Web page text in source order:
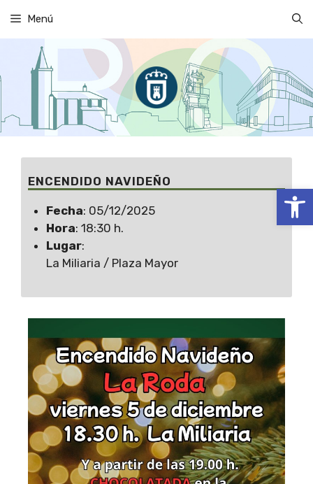
Abrir
contenido
Menú
ENCENDIDO NAVIDEÑO
Fecha: 05/12/2025
Hora: 18:30 h.
Lugar:
La Miliaria / Plaza Mayor